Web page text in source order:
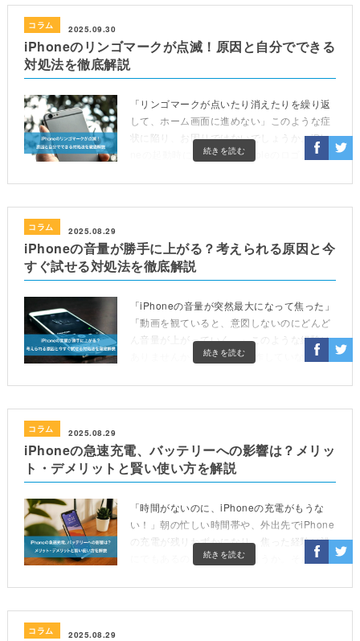
iPhoneのリンゴマークが点滅！原因と自分でできる
対処法を徹底解説
コラム 2025.09.30
続きを読む
「リンゴマークが点いたり消えたりを繰り返
して、ホーム画面に進めない」このような症
状に陥り、お困りではないでしょうか。iPho
neの起動時に表示されるAppleのロゴ、通称
は、一般的 […]
iPhoneの音量が勝手に上がる？考えられる原因と今
すぐ試せる対処法を徹底解説
コラム 2025.08.29
続きを読む
「iPhoneの音量が突然最大になって焦った」
「動画を観ていると、意図しないのにどんど
ん音量が上がっていく…」このような経験は
ありませんか？iPhoneを操作していないのに
は周りの […]
iPhoneの急速充電、バッテリーへの影響は？メリッ
ト・デメリットと賢い使い方を解説
コラム 2025.08.29
続きを読む
「時間がないのに、iPhoneの充電がもうな
い！」朝の忙しい時間帯や、外出先でiPhone
の充電が残りわずかになり、焦った経験は誰
にでもあるのではないでしょうか。そんな時
間で効率的 […]
コラム 2025.08.29